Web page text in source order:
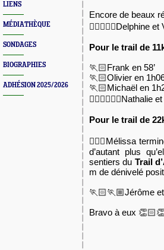
LIENS
MÉDIATHÈQUE
SONDAGES
BIOGRAPHIES
ADHÉSION 2025/2026
Encore de beaux
🚶‍♀️🚶🏻‍♀️Delphine
Pour le trail de
🏃🏻Frank en 58’
🏃🏻Olivier en
🏃🏻Michaël en
🏃🏼‍♀️🏃🏻‍♀️Nathalie
Pour le trail de
🏃🏻‍♀️Mélissa
d’autant plus
sentiers du Trail
m de dénivelé
🏃🏻🏃🏼Jérôme
Bravo à eux